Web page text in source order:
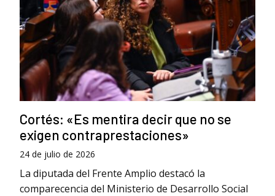
Cortés: «Es mentira decir que no se
exigen contraprestaciones»
24 de julio de 2026
La diputada del Frente Amplio destacó la
comparecencia del Ministerio de Desarrollo Social